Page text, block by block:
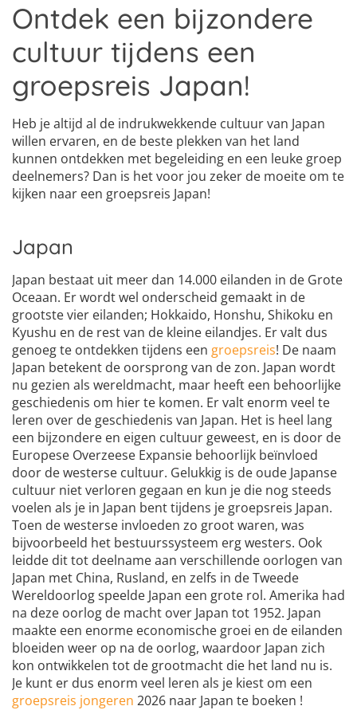
Ontdek een bijzondere
cultuur tijdens een
groepsreis Japan!
Heb je altijd al de indrukwekkende cultuur van Japan
willen ervaren, en de beste plekken van het land
kunnen ontdekken met begeleiding en een leuke groep
deelnemers? Dan is het voor jou zeker de moeite om te
kijken naar een groepsreis Japan!
Japan
Japan bestaat uit meer dan 14.000 eilanden in de Grote
Oceaan. Er wordt wel onderscheid gemaakt in de
grootste vier eilanden; Hokkaido, Honshu, Shikoku en
Kyushu en de rest van de kleine eilandjes. Er valt dus
genoeg te ontdekken tijdens een groepsreis! De naam
Japan betekent de oorsprong van de zon. Japan wordt
nu gezien als wereldmacht, maar heeft een behoorlijke
geschiedenis om hier te komen. Er valt enorm veel te
leren over de geschiedenis van Japan. Het is heel lang
een bijzondere en eigen cultuur geweest, en is door de
Europese Overzeese Expansie behoorlijk beïnvloed
door de westerse cultuur. Gelukkig is de oude Japanse
cultuur niet verloren gegaan en kun je die nog steeds
voelen als je in Japan bent tijdens je groepsreis Japan.
Toen de westerse invloeden zo groot waren, was
bijvoorbeeld het bestuurssysteem erg westers. Ook
leidde dit tot deelname aan verschillende oorlogen van
Japan met China, Rusland, en zelfs in de Tweede
Wereldoorlog speelde Japan een grote rol. Amerika had
na deze oorlog de macht over Japan tot 1952. Japan
maakte een enorme economische groei en de eilanden
bloeiden weer op na de oorlog, waardoor Japan zich
kon ontwikkelen tot de grootmacht die het land nu is.
Je kunt er dus enorm veel leren als je kiest om een
groepsreis jongeren 2026 naar Japan te boeken !